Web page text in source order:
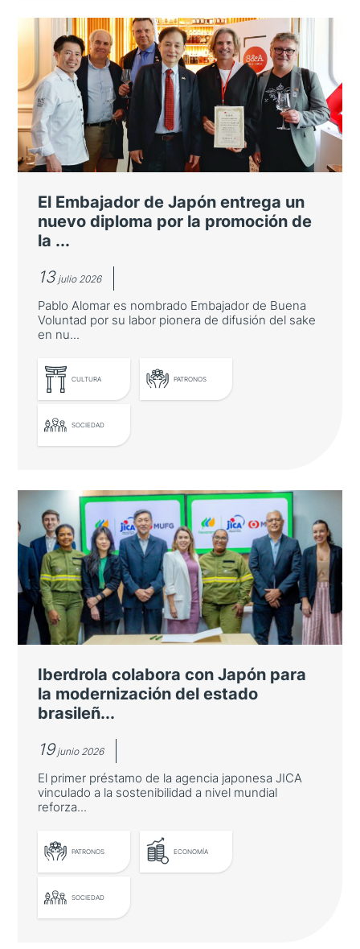
Casa Asia celebra su ceremonia de
entrega de premios
Entre los galardonados se encuentra el
Barcelona Supercomputing Center por su
cooperación científica con Japón
El Embajador de Japón entrega un
nuevo diploma por la promoción de
la ...
13 julio 2026
Pablo Alomar es nombrado Embajador de Buena
Voluntad por su labor pionera de difusión del sake
en nu...
CULTURA PATRONOS
SOCIEDAD
El Embajador de Japón entrega un
nuevo diploma por la promoción de
la gastronomía japonesa
Pablo Alomar es nombrado Embajador de
Buena Voluntad por su labor pionera de
difusión del sake en nuestro país
LEER MÁS
Iberdrola colabora con Japón para
la modernización del estado
brasileñ...
19junio 2026
El primer préstamo de la agencia japonesa JICA
vinculado a la sostenibilidad a nivel mundial
reforza...
PATRONOS ECONOMÍA
SOCIEDAD